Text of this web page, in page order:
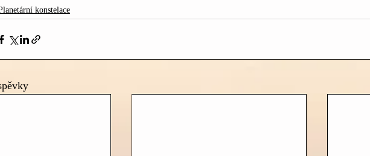
konstelace